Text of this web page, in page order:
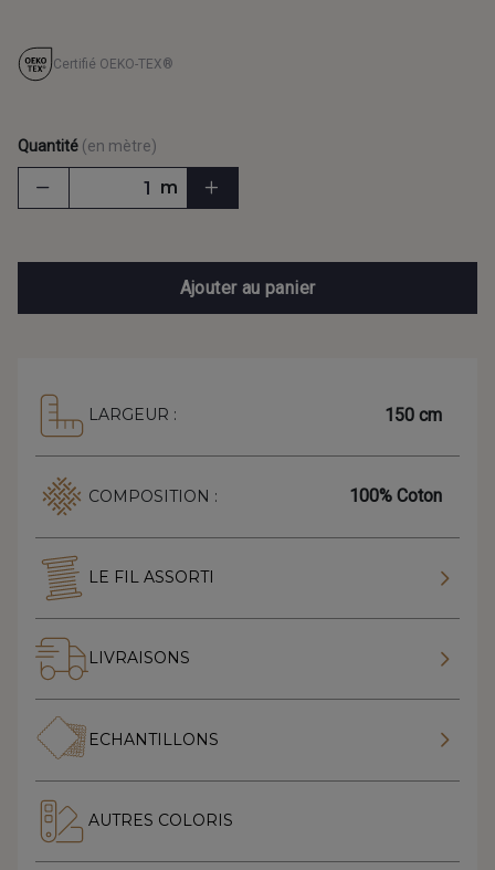
Certifié OEKO-TEX®
Quantité (en mètre)
m
Ajouter au panier
LARGEUR : 150 cm
COMPOSITION : 100% Coton
LE FIL ASSORTI
LIVRAISONS
ECHANTILLONS
AUTRES COLORIS